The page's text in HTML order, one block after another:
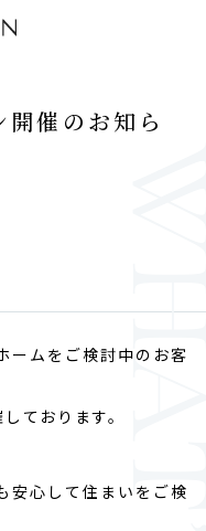
催のお知ら
ームをご検討中のお客
ております。
安心して住まいをご検